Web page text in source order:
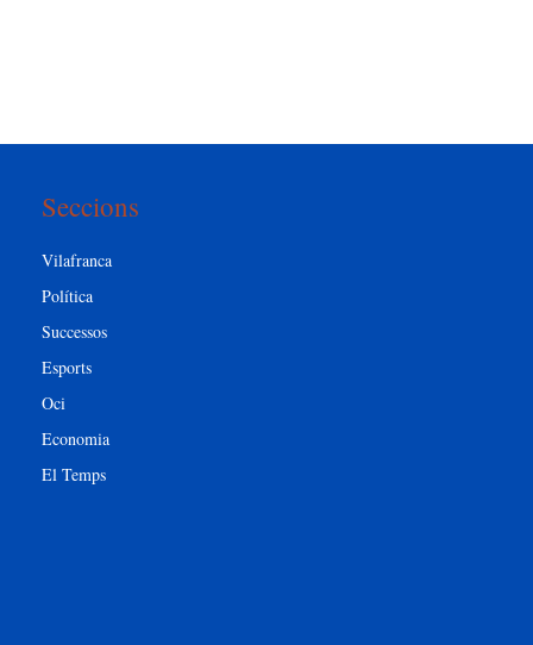
Seccions
Vilafranca
Política
Successos
Esports
Oci
Economia
El Temps